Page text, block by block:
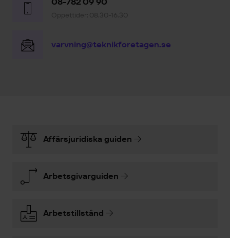
Öppettider: 08.30-16.30
varvning@teknikforetagen.se
Affärsjuridiska guiden
Arbetsgivarguiden
Arbetstillstånd